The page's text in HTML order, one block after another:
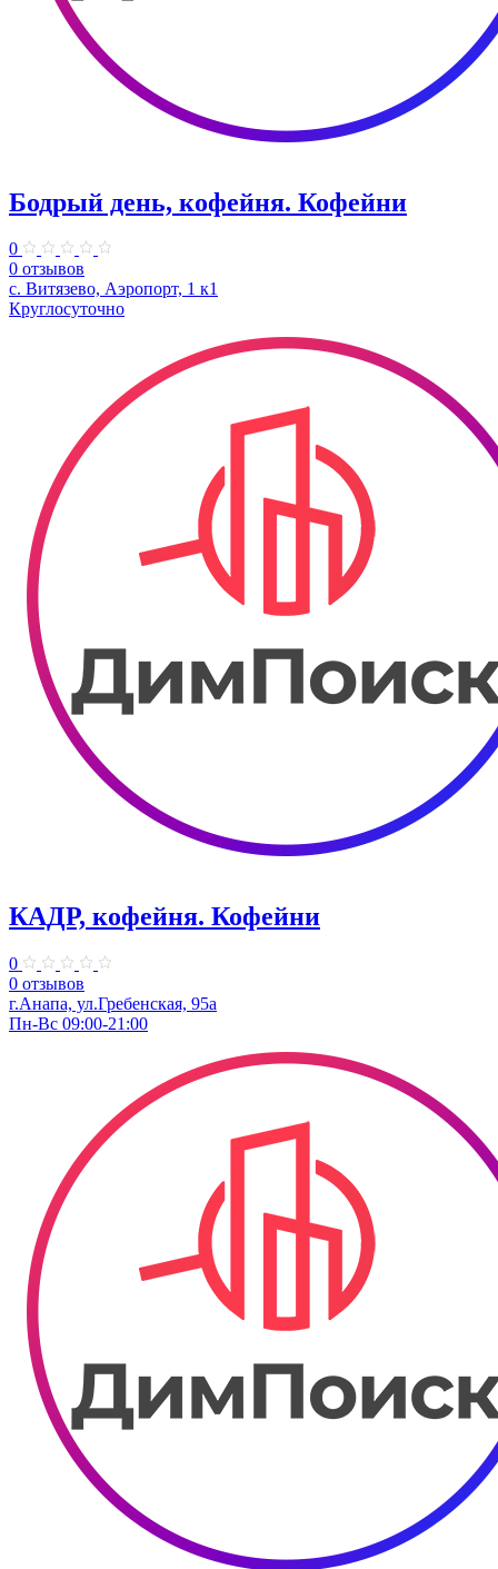
Бодрый день, кофейня. Кофейни
0
0 отзывов
с. Витязево, Аэропорт, 1 к1
Круглосуточно
КАДР, кофейня. Кофейни
0
0 отзывов
г.Анапа, ул.Гребенская, 95а
Пн-Вс 09:00-21:00